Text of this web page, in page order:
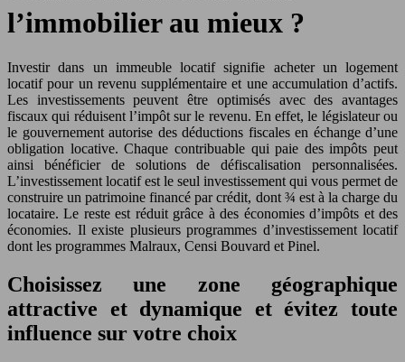
l’immobilier au mieux ?
Investir dans un immeuble locatif signifie acheter un logement
locatif pour un revenu supplémentaire et une accumulation d’actifs.
Les investissements peuvent être optimisés avec des avantages
fiscaux qui réduisent l’impôt sur le revenu. En effet, le législateur ou
le gouvernement autorise des déductions fiscales en échange d’une
obligation locative. Chaque contribuable qui paie des impôts peut
ainsi bénéficier de solutions de défiscalisation personnalisées.
L’investissement locatif est le seul investissement qui vous permet de
construire un patrimoine financé par crédit, dont ¾ est à la charge du
locataire. Le reste est réduit grâce à des économies d’impôts et des
économies. Il existe plusieurs programmes d’investissement locatif
dont les programmes Malraux, Censi Bouvard et Pinel.
Choisissez une zone géographique
attractive et dynamique et évitez toute
influence sur votre choix